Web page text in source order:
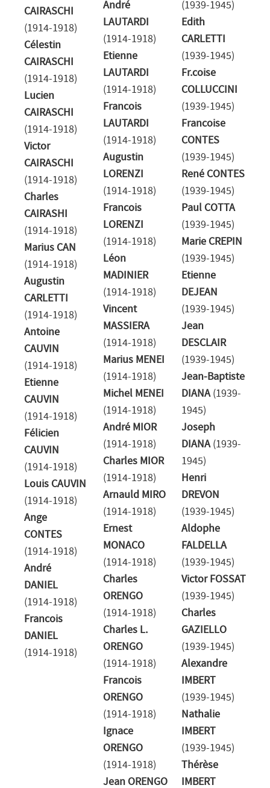
CAIRASCHI
(1914-1918)
Célestin
CAIRASCHI
(1914-1918)
Lucien
CAIRASCHI
(1914-1918)
Victor
CAIRASCHI
(1914-1918)
Charles
CAIRASHI
(1914-1918)
Marius CAN
(1914-1918)
Augustin
CARLETTI
(1914-1918)
Antoine
CAUVIN
(1914-1918)
Etienne
CAUVIN
(1914-1918)
Félicien
CAUVIN
(1914-1918)
Louis CAUVIN
(1914-1918)
Ange
CONTES
(1914-1918)
André
DANIEL
(1914-1918)
Francois
DANIEL
(1914-1918)
André
LAUTARDI
(1914-1918)
Etienne
LAUTARDI
(1914-1918)
Francois
LAUTARDI
(1914-1918)
Augustin
LORENZI
(1914-1918)
Francois
LORENZI
(1914-1918)
Léon
MADINIER
(1914-1918)
Vincent
MASSIERA
(1914-1918)
Marius MENEI
(1914-1918)
Michel MENEI
(1914-1918)
André MIOR
(1914-1918)
Charles MIOR
(1914-1918)
Arnauld MIRO
(1914-1918)
Ernest
MONACO
(1914-1918)
Charles
ORENGO
(1914-1918)
Charles L.
ORENGO
(1914-1918)
Francois
ORENGO
(1914-1918)
Ignace
ORENGO
(1914-1918)
Jean ORENGO
(1939-1945)
Edith
CARLETTI
(1939-1945)
Fr.coise
COLLUCCINI
(1939-1945)
Francoise
CONTES
(1939-1945)
René CONTES
(1939-1945)
Paul COTTA
(1939-1945)
Marie CREPIN
(1939-1945)
Etienne
DEJEAN
(1939-1945)
Jean
DESCLAIR
(1939-1945)
Jean-Baptiste
DIANA(1939-
1945)
Joseph
DIANA(1939-
1945)
Henri
DREVON
(1939-1945)
Aldophe
FALDELLA
(1939-1945)
Victor FOSSAT
(1939-1945)
Charles
GAZIELLO
(1939-1945)
Alexandre
IMBERT
(1939-1945)
Nathalie
IMBERT
(1939-1945)
Thérèse
IMBERT